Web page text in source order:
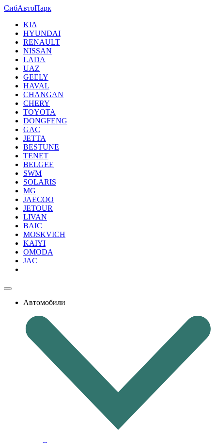
СибАвтоПарк
KIA
HYUNDAI
RENAULT
NISSAN
LADA
UAZ
GEELY
HAVAL
CHANGAN
CHERY
TOYOTA
DONGFENG
GAC
JETTA
BESTUNE
TENET
BELGEE
SWM
SOLARIS
MG
JAECOO
JETOUR
LIVAN
BAIC
MOSKVICH
KAIYI
OMODA
JAC
Автомобили